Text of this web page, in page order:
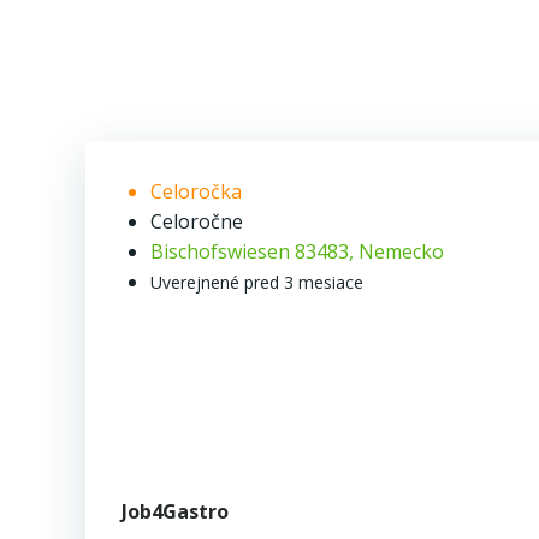
Celoročka
Celoročne
Bischofswiesen 83483, Nemecko
Uverejnené pred 3 mesiace
Job4Gastro